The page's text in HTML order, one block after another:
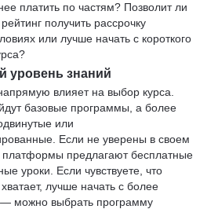
платить по частям? Позволит ли
получить рассрочку
или лучше начать с короткого
уровень знаний
влияет на выбор курса.
базовые программы, а более
или
Если не уверены в своем
платформы предлагают бесплатные
уроки. Если чувствуете, что
лучше начать с более
— можно выбрать программу